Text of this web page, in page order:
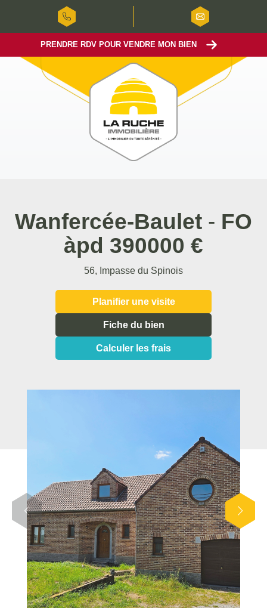
PRENDRE RDV POUR VENDRE MON BIEN
Wanfercée-Baulet - FO
àpd 390000 €
56, Impasse du Spinois
Planifier une visite
Fiche du bien
Calculer les frais